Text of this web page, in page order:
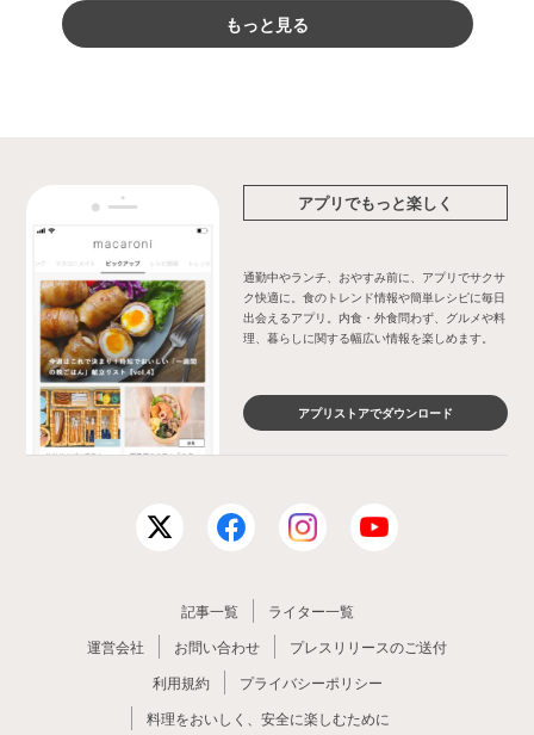
もっと見る
アプリでもっと楽しく
通勤中やランチ、おやすみ前に、アプリでサクサ
ク快適に。食のトレンド情報や簡単レシピに毎日
出会えるアプリ。内食・外食問わず、グルメや料
理、暮らしに関する幅広い情報を楽しめます。
アプリストアでダウンロード
記事一覧
ライター一覧
運営会社
お問い合わせ
プレスリリースのご送付
利用規約
プライバシーポリシー
料理をおいしく、安全に楽しむために